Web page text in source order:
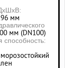
мм
мм (DN100)
способность:
морозостойкий